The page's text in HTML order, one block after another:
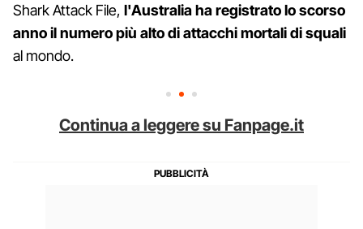
Shark Attack File, l'Australia ha registrato lo scorso
anno il numero più alto di attacchi mortali di squali
al mondo.
Continua a leggere su Fanpage.it